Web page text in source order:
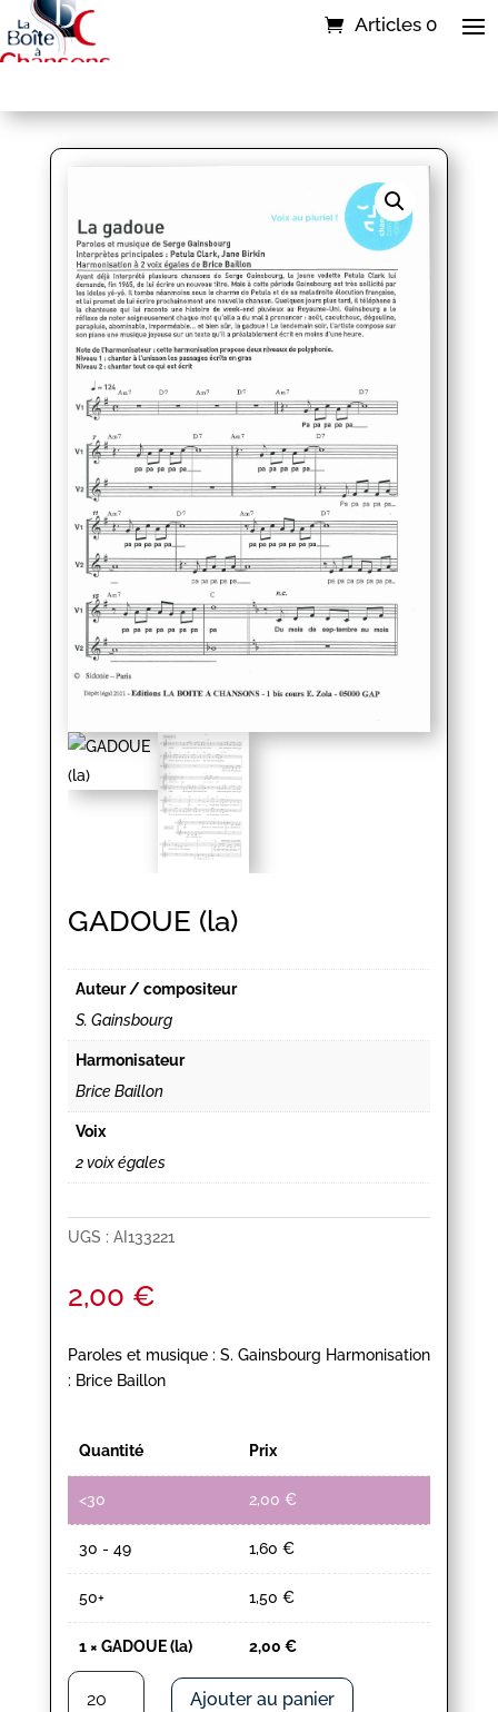
Articles 0
GADOUE (la)
Auteur / compositeur
S. Gainsbourg
Harmonisateur
Brice Baillon
Voix
2 voix égales
UGS : AI133221
2,00 €
Paroles et musique : S. Gainsbourg Harmonisation
: Brice Baillon
Quantité Prix
<30 2,00 €
30 - 49 1,60 €
50+ 1,50 €
1× GADOUE (la) 2,00 €
quantité
Ajouter au panier